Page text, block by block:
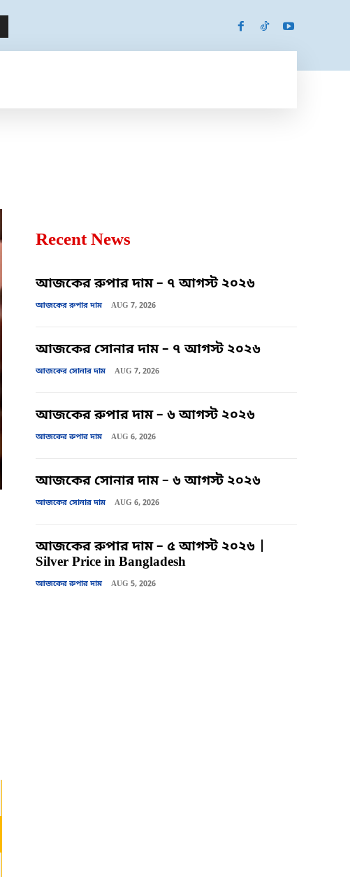
Recent News
আজকের রুপার দাম – ৭ আগস্ট ২০২৬
আজকের রুপার দাম AUG 7, 2026
আজকের সোনার দাম – ৭ আগস্ট ২০২৬
আজকের সোনার দাম AUG 7, 2026
আজকের রুপার দাম – ৬ আগস্ট ২০২৬
আজকের রুপার দাম AUG 6, 2026
আজকের সোনার দাম – ৬ আগস্ট ২০২৬
আজকের সোনার দাম AUG 6, 2026
আজকের রুপার দাম – ৫ আগস্ট ২০২৬ |
Silver Price in Bangladesh
আজকের রুপার দাম AUG 5, 2026